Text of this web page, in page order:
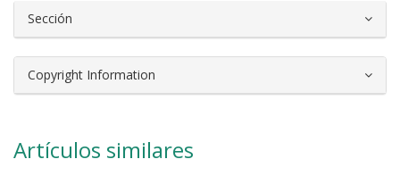
Sección
Copyright Information
Artículos similares